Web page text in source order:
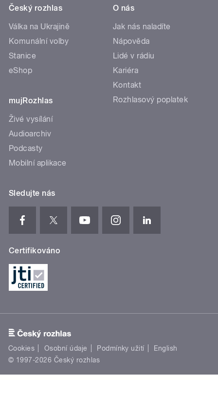
Český rozhlas
Válka na Ukrajině
Komunální volby
Stanice
eShop
mujRozhlas
Živé vysílání
Audioarchiv
Podcasty
Mobilní aplikace
O nás
Jak nás naladíte
Nápověda
Lidé v rádiu
Kariéra
Kontakt
Rozhlasový poplatek
Sledujte nás
Certifikováno
Cookies Osobní údaje Podmínky užití
English
© 1997-2026 Český rozhlas